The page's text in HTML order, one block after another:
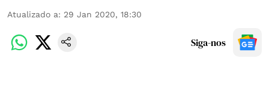
Atualizado a: 29 Jan 2020, 18:30
Siga-nos